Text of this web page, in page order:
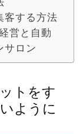
客する方法
営と自動
サロン
トをす
ように